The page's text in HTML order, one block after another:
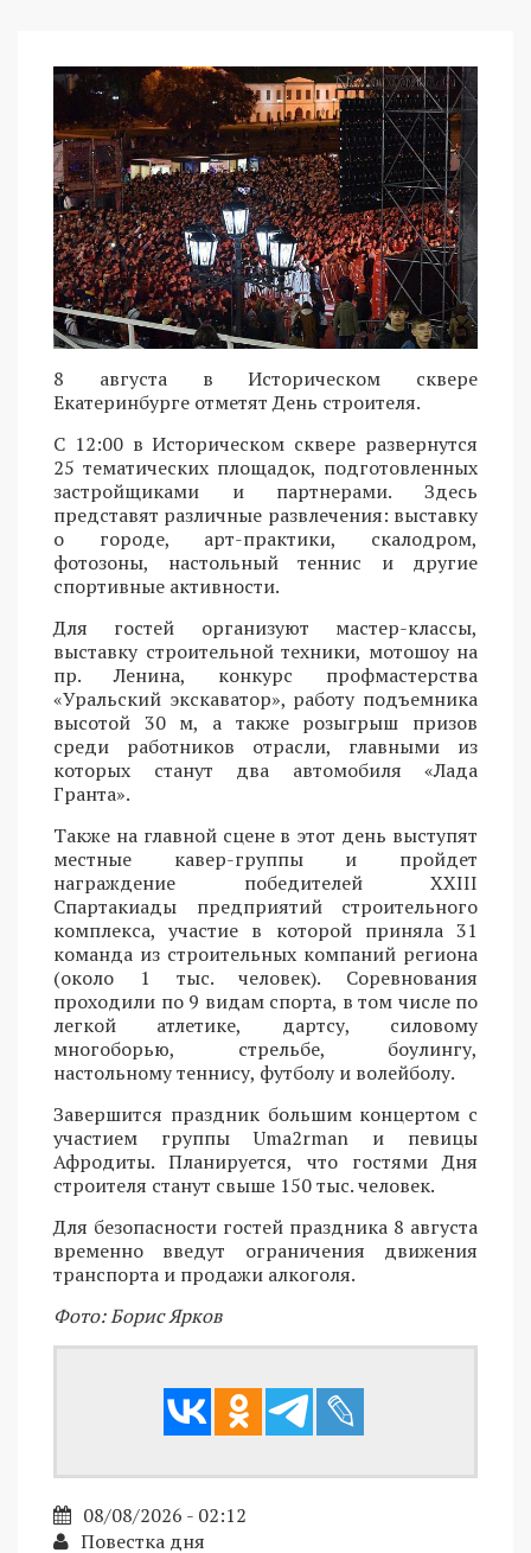
8 августа в Историческом сквере
Екатеринбурге отметят День строителя.
С 12:00 в Историческом сквере развернутся
25 тематических площадок, подготовленных
застройщиками и партнерами. Здесь
представят различные развлечения: выставку
о городе, арт-практики, скалодром,
фотозоны, настольный теннис и другие
спортивные активности.
Для гостей организуют мастер-классы,
выставку строительной техники, мотошоу на
пр. Ленина, конкурс профмастерства
«Уральский экскаватор», работу подъемника
высотой 30 м, а также розыгрыш призов
среди работников отрасли, главными из
которых станут два автомобиля «Лада
Гранта».
Также на главной сцене в этот день выступят
местные кавер-группы и пройдет
награждение победителей XXIII
Спартакиады предприятий строительного
комплекса, участие в которой приняла 31
команда из строительных компаний региона
(около 1 тыс. человек). Соревнования
проходили по 9 видам спорта, в том числе по
легкой атлетике, дартсу, силовому
многоборью, стрельбе, боулингу,
настольному теннису, футболу и волейболу.
Завершится праздник большим концертом с
участием группы Uma2rman и певицы
Афродиты. Планируется, что гостями Дня
строителя станут свыше 150 тыс. человек.
Для безопасности гостей праздника 8 августа
временно введут ограничения движения
транспорта и продажи алкоголя.
Фото: Борис Ярков
08/08/2026 - 02:12
Повестка дня